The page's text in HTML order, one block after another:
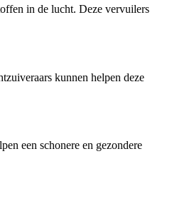
in de lucht. Deze vervuilers
kunnen helpen deze
een schonere en gezondere